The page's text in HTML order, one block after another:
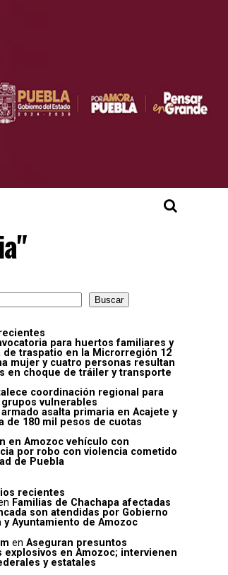
Buscar
para huertos familiares y
de traspatio en la Microrregión 12
mujer y cuatro personas resultan
en choque de tráiler y transporte
coordinación regional para
vulnerables
asalta primaria en Acajete y
de 180 mil pesos de cuotas
en Amozoc vehículo con
por robo con violencia cometido
de Puebla
recientes
Familias de Chachapa afectadas
son atendidas por Gobierno
y Ayuntamiento de Amozoc
en Aseguran presuntos
explosivos en Amozoc; intervienen
y estatales